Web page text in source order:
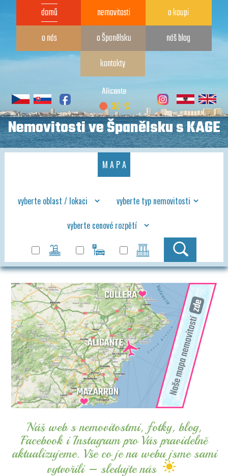
Alicante
30oC
Nemovitosti ve Španělsku s KAGE
M A P A
domů nemovitosti
o koupi
o nás
o Španělsku
náš blog
kontakty
Náš web s nemovitostmi, fotky, blog,
Facebook i Instagram pro Vás pravidelně
aktualizujeme. Vše co je na webu jsme sami
vytvořili – sledujte nás